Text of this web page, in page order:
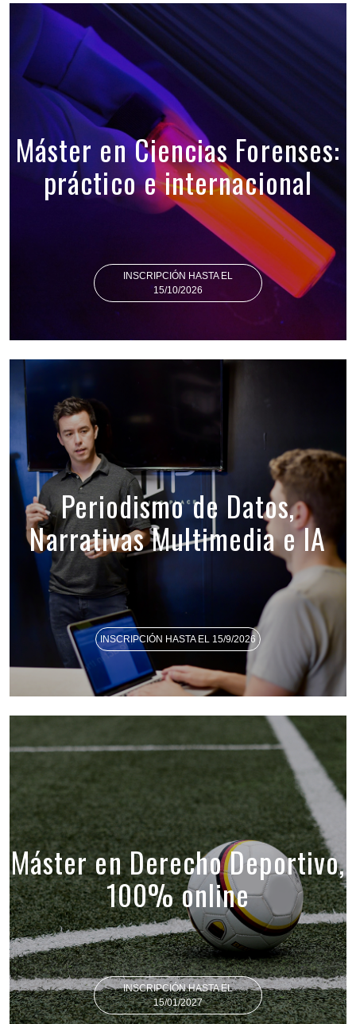
Máster en Ciencias Forenses:
práctico e internacional
INSCRIPCIÓN HASTA EL
15/10/2026
Periodismo de Datos,
Narrativas Multimedia e IA
INSCRIPCIÓN HASTA EL 15/9/2026
Máster en Derecho Deportivo,
100% online
INSCRIPCIÓN HASTA EL
15/01/2027